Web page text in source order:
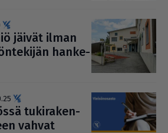
jäivät ilman
han­ke­
tuki­ra­ken­
vahvat